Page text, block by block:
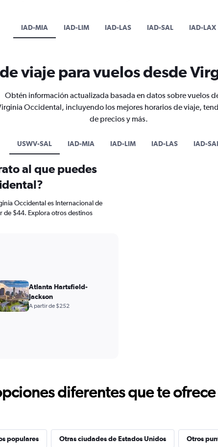
IAD-MIA IAD-LIM IAD-LAS IAD-SAL IAD-LAX
viaje para vuelos desde
Obtén información actualizada basada en datos sobre vuelos
Occidental, incluyendo los mejores horarios de viaje,
de precios y más.
USWV-SAL IAD-MIA IAD-LIM IAD-LAS IAD-
al que puedes
Occidental es Internacional de
de $44. Explora otros destinos
Atlanta Hartsfield-
Jackson
A partir de $252
diferentes que te
populares Otras ciudades de Estados Unidos Otros